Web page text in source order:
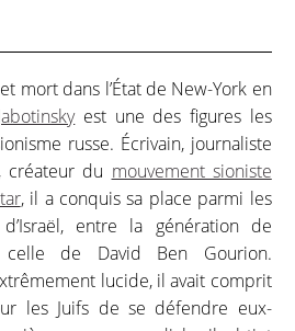
mort dans l’État de New-York en
est une des figures les
russe. Écrivain, journaliste
créateur du mouvement sioniste
, il a conquis sa place parmi les
entre la génération de
de David Ben Gourion.
lucide, il avait comprit
les Juifs de se défendre eux-